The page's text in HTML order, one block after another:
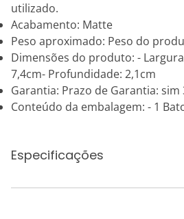
utilizado.
Acabamento: Matte
Peso aproximado: Peso do
Dimensões do produto: -
7,4cm- Profundidade: 2,1cm
Garantia: Prazo de Garantia: sim
Conteúdo da embalagem: - 1
Especificações